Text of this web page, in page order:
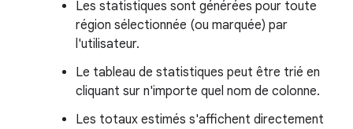
Les statistiques sont générées pour toute
région sélectionnée (ou marquée) par
l'utilisateur.
Le tableau de statistiques peut être trié en
cliquant sur n'importe quel nom de colonne.
Les totaux estimés s'affichent directement